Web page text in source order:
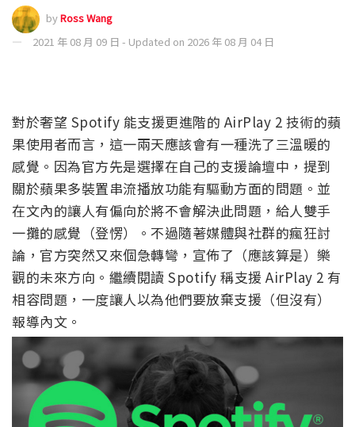
byRoss Wang
2021 年 08 月 09 日 - Updated on 2026 年 08 月 04 日
對於奢望 Spotify 能支援更進階的 AirPlay 2 技術的蘋
果使用者而言，這一兩天應該會有一種洗了三溫暖的
感覺。因為官方先是選擇在自己的支援論壇中，提到
關於蘋果多裝置串流播放功能有驅動方面的問題。並
在文內的讓人有偏向於將不會解決此問題，給人雙手
一攤的感覺（登愣）。不過隨著媒體與社群的瘋狂討
論，官方突然又來個急轉彎，宣佈了（應該算是）樂
觀的未來方向。繼續閱讀 Spotify 稱支援 AirPlay 2 有
相容問題，一度讓人以為他們要放棄支援（但沒有）
報導內文。